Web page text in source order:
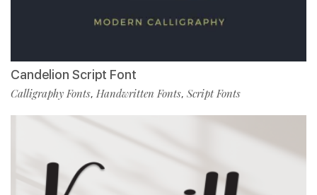
Candelion Script Font
Calligraphy Fonts, Handwritten Fonts, Script Fonts